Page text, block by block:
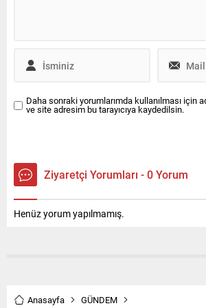
Daha sonraki yorumlarımda kullanılması için
ve site adresim bu tarayıcıya kaydedilsin.
Ziyaretçi Yorumları - 0 Yorum
Henüz yorum yapılmamış.
Anasayfa GÜNDEM